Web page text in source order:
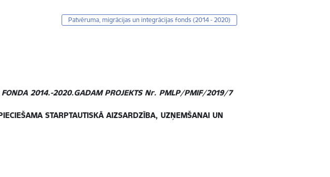
Patvēruma, migrācijas un integrācijas fonds (2014 - 2020)
FONDA 2014.-2020.GADAM PROJEKTS Nr. PMLP/PMIF/2019/7
STARPTAUTISKĀ AIZSARDZĪBA, UZŅEMŠANAI UN